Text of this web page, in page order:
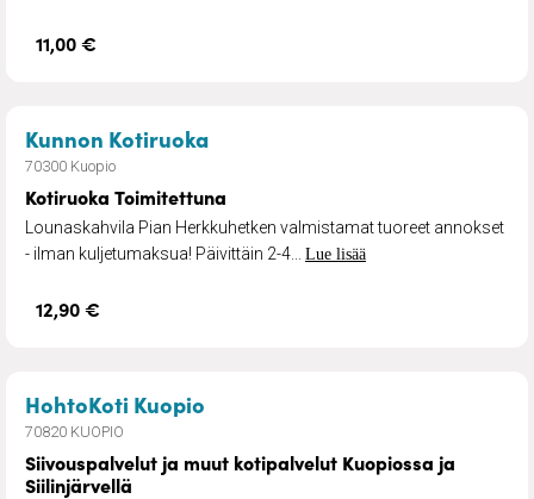
11,00 €
Kunnon Kotiruoka– Kotiruoka Toimitettuna
70300 Kuopio
Kotiruoka Toimitettuna
Lounaskahvila Pian Herkkuhetken valmistamat tuoreet annokset
- ilman kuljetumaksua! Päivittäin 2-4... Lue lisää
12,90 €
HohtoKoti Kuopio
70820 KUOPIO
Siivouspalvelut ja muut kotipalvelut Kuopiossa ja
Siilinjärvellä